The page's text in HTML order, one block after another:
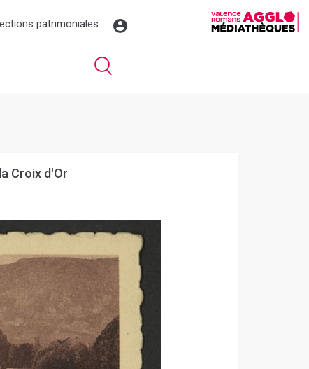
patrimoniales
Croix d'Or